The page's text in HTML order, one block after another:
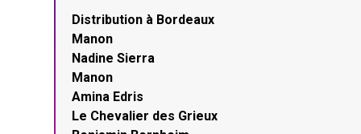
Distribution à Bordeaux
Manon
Nadine Sierra
Manon
Amina Edris
Le Chevalier des Grieux